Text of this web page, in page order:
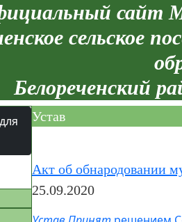
сайт
сельское
Белореченский
Устав
Акт об обнародовании
25.09.2020